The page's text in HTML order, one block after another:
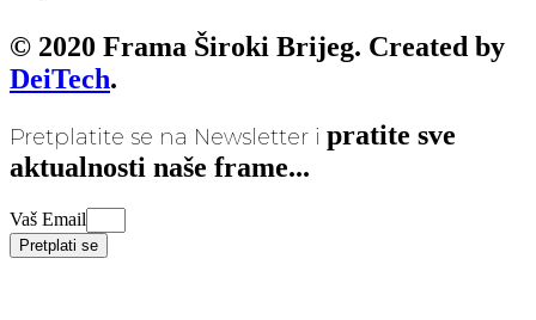
© 2020 Frama Široki Brijeg. Created by
DeiTech.
Pretplatite se na Newsletter i pratite sve
aktualnosti naše frame...
Vaš Email
Pretplati se